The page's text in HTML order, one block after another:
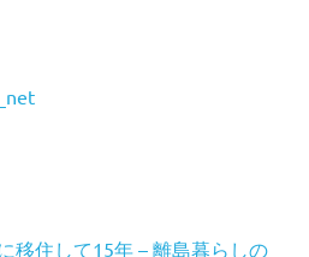
移住して15年 – 離島暮らしの